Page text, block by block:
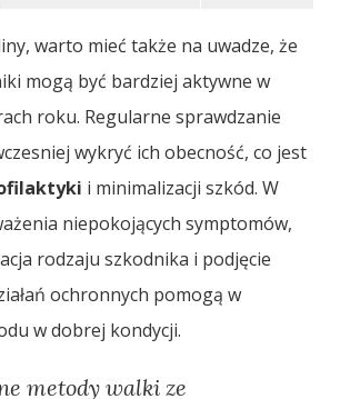
warto mieć także na uwadze, że
mogą być bardziej aktywne w
roku. Regularne sprawdzanie
wykryć ich obecność, co jest
i minimalizacji szkód. W
niepokojących symptomów,
rodzaju szkodnika i podjęcie
ochronnych pomogą w
w dobrej kondycji.
metody walki ze